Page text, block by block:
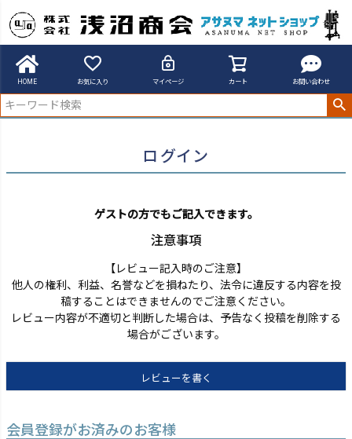
HOME お気に入り マイページ カート お問い合わせ
アサヌマネットショップ
ログイン
ゲストの方でもご記入できます。
注意事項
【レビュー記入時のご注意】
他人の権利、利益、名誉などを損ねたり、法令に違反する内容を投
稿することはできませんのでご注意ください。
レビュー内容が不適切と判断した場合は、予告なく投稿を削除する
場合がございます。
レビューを書く
会員登録がお済みのお客様